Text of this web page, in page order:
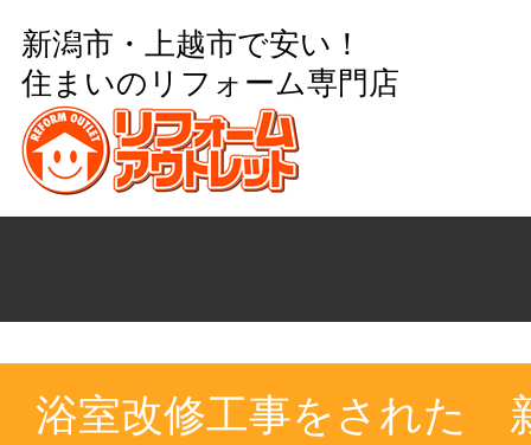
新潟市・上越市で安い！
住まいのリフォーム専門店
浴室改修工事をされた